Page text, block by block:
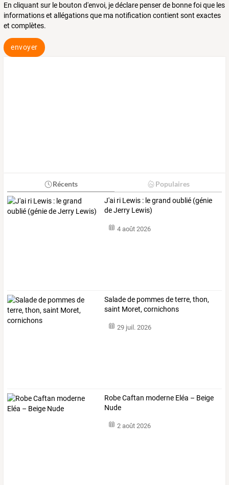
En cliquant sur le bouton d'envoi, je déclare penser de bonne foi que les
informations et allégations que ma notification contient sont exactes
et complètes.
envoyer
Récents Populaires
J'ai ri Lewis : le grand oublié (génie
de Jerry Lewis)
4 août 2026
Salade de pommes de terre, thon,
saint Moret, cornichons
29 juil. 2026
Robe Caftan moderne Eléa – Beige
Nude
2 août 2026